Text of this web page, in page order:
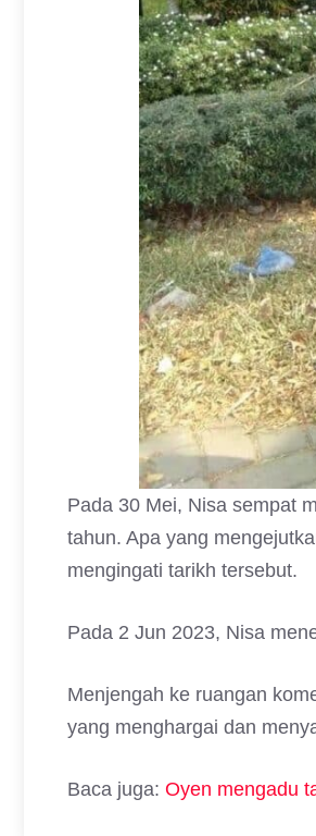
Pada 30 Mei, Nisa sempat
tahun. Apa yang
mengingati tarikh tersebut.
Pada 2 Jun 2023, Nisa
Menjengah ke ruangan
yang menghargai dan
Baca juga: Oyen mengadu